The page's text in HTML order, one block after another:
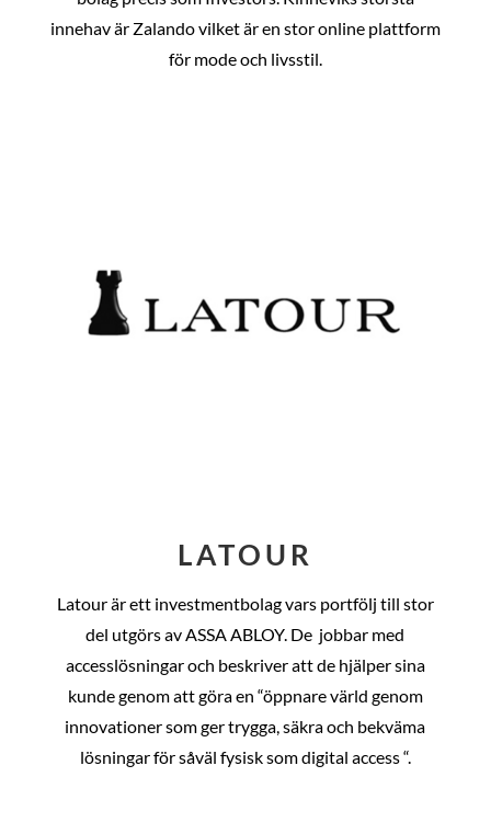
innehav är Zalando vilket är en stor online plattform
för mode och livsstil.
LATOUR
Latour är ett investmentbolag vars portfölj till stor
del utgörs av ASSA ABLOY. De jobbar med
accesslösningar och beskriver att de hjälper sina
kunde genom att göra en “öppnare värld genom
innovationer som ger trygga, säkra och bekväma
lösningar för såväl fysisk som digital access “.